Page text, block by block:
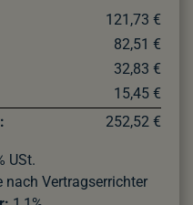
121,73 €
82,51 €
32,83 €
15,45 €
252,52 €
USt.
nach Vertragserrichter